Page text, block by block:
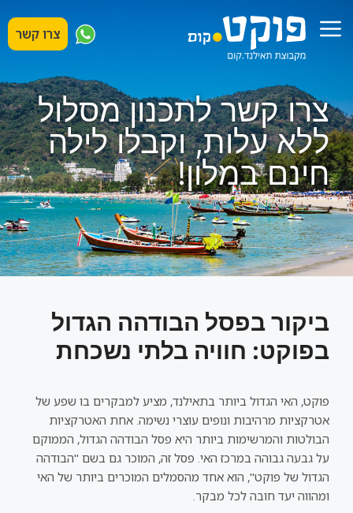
לתוכן תפריט צרו קשר
צרו קשר לתכנון מסלול
ללא עלות, וקבלו לילה
חינם במלון!
ביקור בפסל הבודהה הגדול
בפוקט: חוויה בלתי נשכחת
פוקט, האי הגדול ביותר בתאילנד, מציע למבקרים בו שפע של
אטרקציות מרהיבות ונופים עוצרי נשימה. אחת האטרקציות
הבולטות והמרשימות ביותר היא פסל הבודהה הגדול, הממוקם
על גבעה גבוהה במרכז האי. פסל זה, המוכר גם בשם "הבודהה
הגדול של פוקט", הוא אחד מהסמלים המוכרים ביותר של האי
ומהווה יעד חובה לכל מבקר.